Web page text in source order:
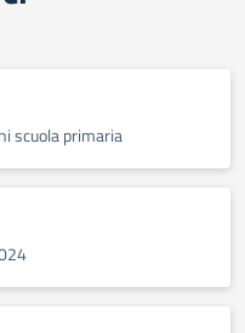
scuola primaria